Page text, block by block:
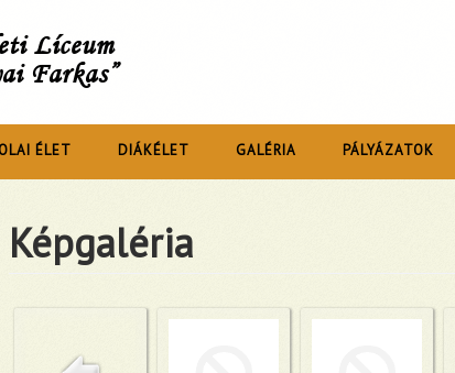
Líceum
Farkas”
ÉLET DIÁKÉLET GALÉRIA PÁLYÁZATOK
Képgaléria